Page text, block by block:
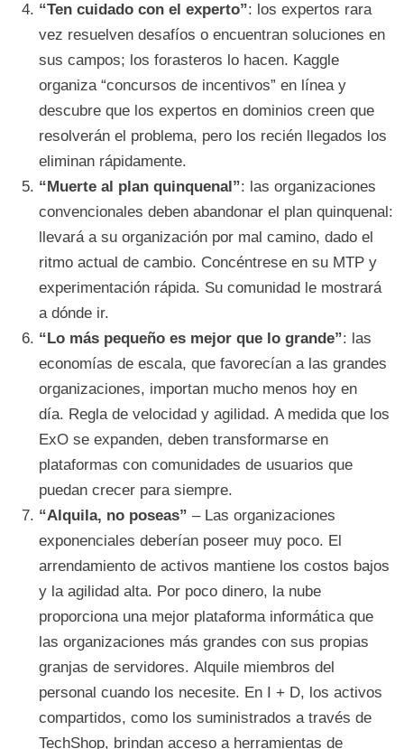
“Ten cuidado con el experto”: los expertos rara
vez resuelven desafíos o encuentran soluciones en
sus campos; los forasteros lo hacen. Kaggle
organiza “concursos de incentivos” en línea y
descubre que los expertos en dominios creen que
resolverán el problema, pero los recién llegados los
eliminan rápidamente.
“Muerte al plan quinquenal”: las organizaciones
convencionales deben abandonar el plan quinquenal:
llevará a su organización por mal camino, dado el
ritmo actual de cambio. Concéntrese en su MTP y
experimentación rápida. Su comunidad le mostrará
a dónde ir.
“Lo más pequeño es mejor que lo grande”: las
economías de escala, que favorecían a las grandes
organizaciones, importan mucho menos hoy en
día. Regla de velocidad y agilidad. A medida que los
ExO se expanden, deben transformarse en
plataformas con comunidades de usuarios que
puedan crecer para siempre.
“Alquila, no poseas” – Las organizaciones
exponenciales deberían poseer muy poco. El
arrendamiento de activos mantiene los costos bajos
y la agilidad alta. Por poco dinero, la nube
proporciona una mejor plataforma informática que
las organizaciones más grandes con sus propias
granjas de servidores. Alquile miembros del
personal cuando los necesite. En I + D, los activos
compartidos, como los suministrados a través de
TechShop, brindan acceso a herramientas de